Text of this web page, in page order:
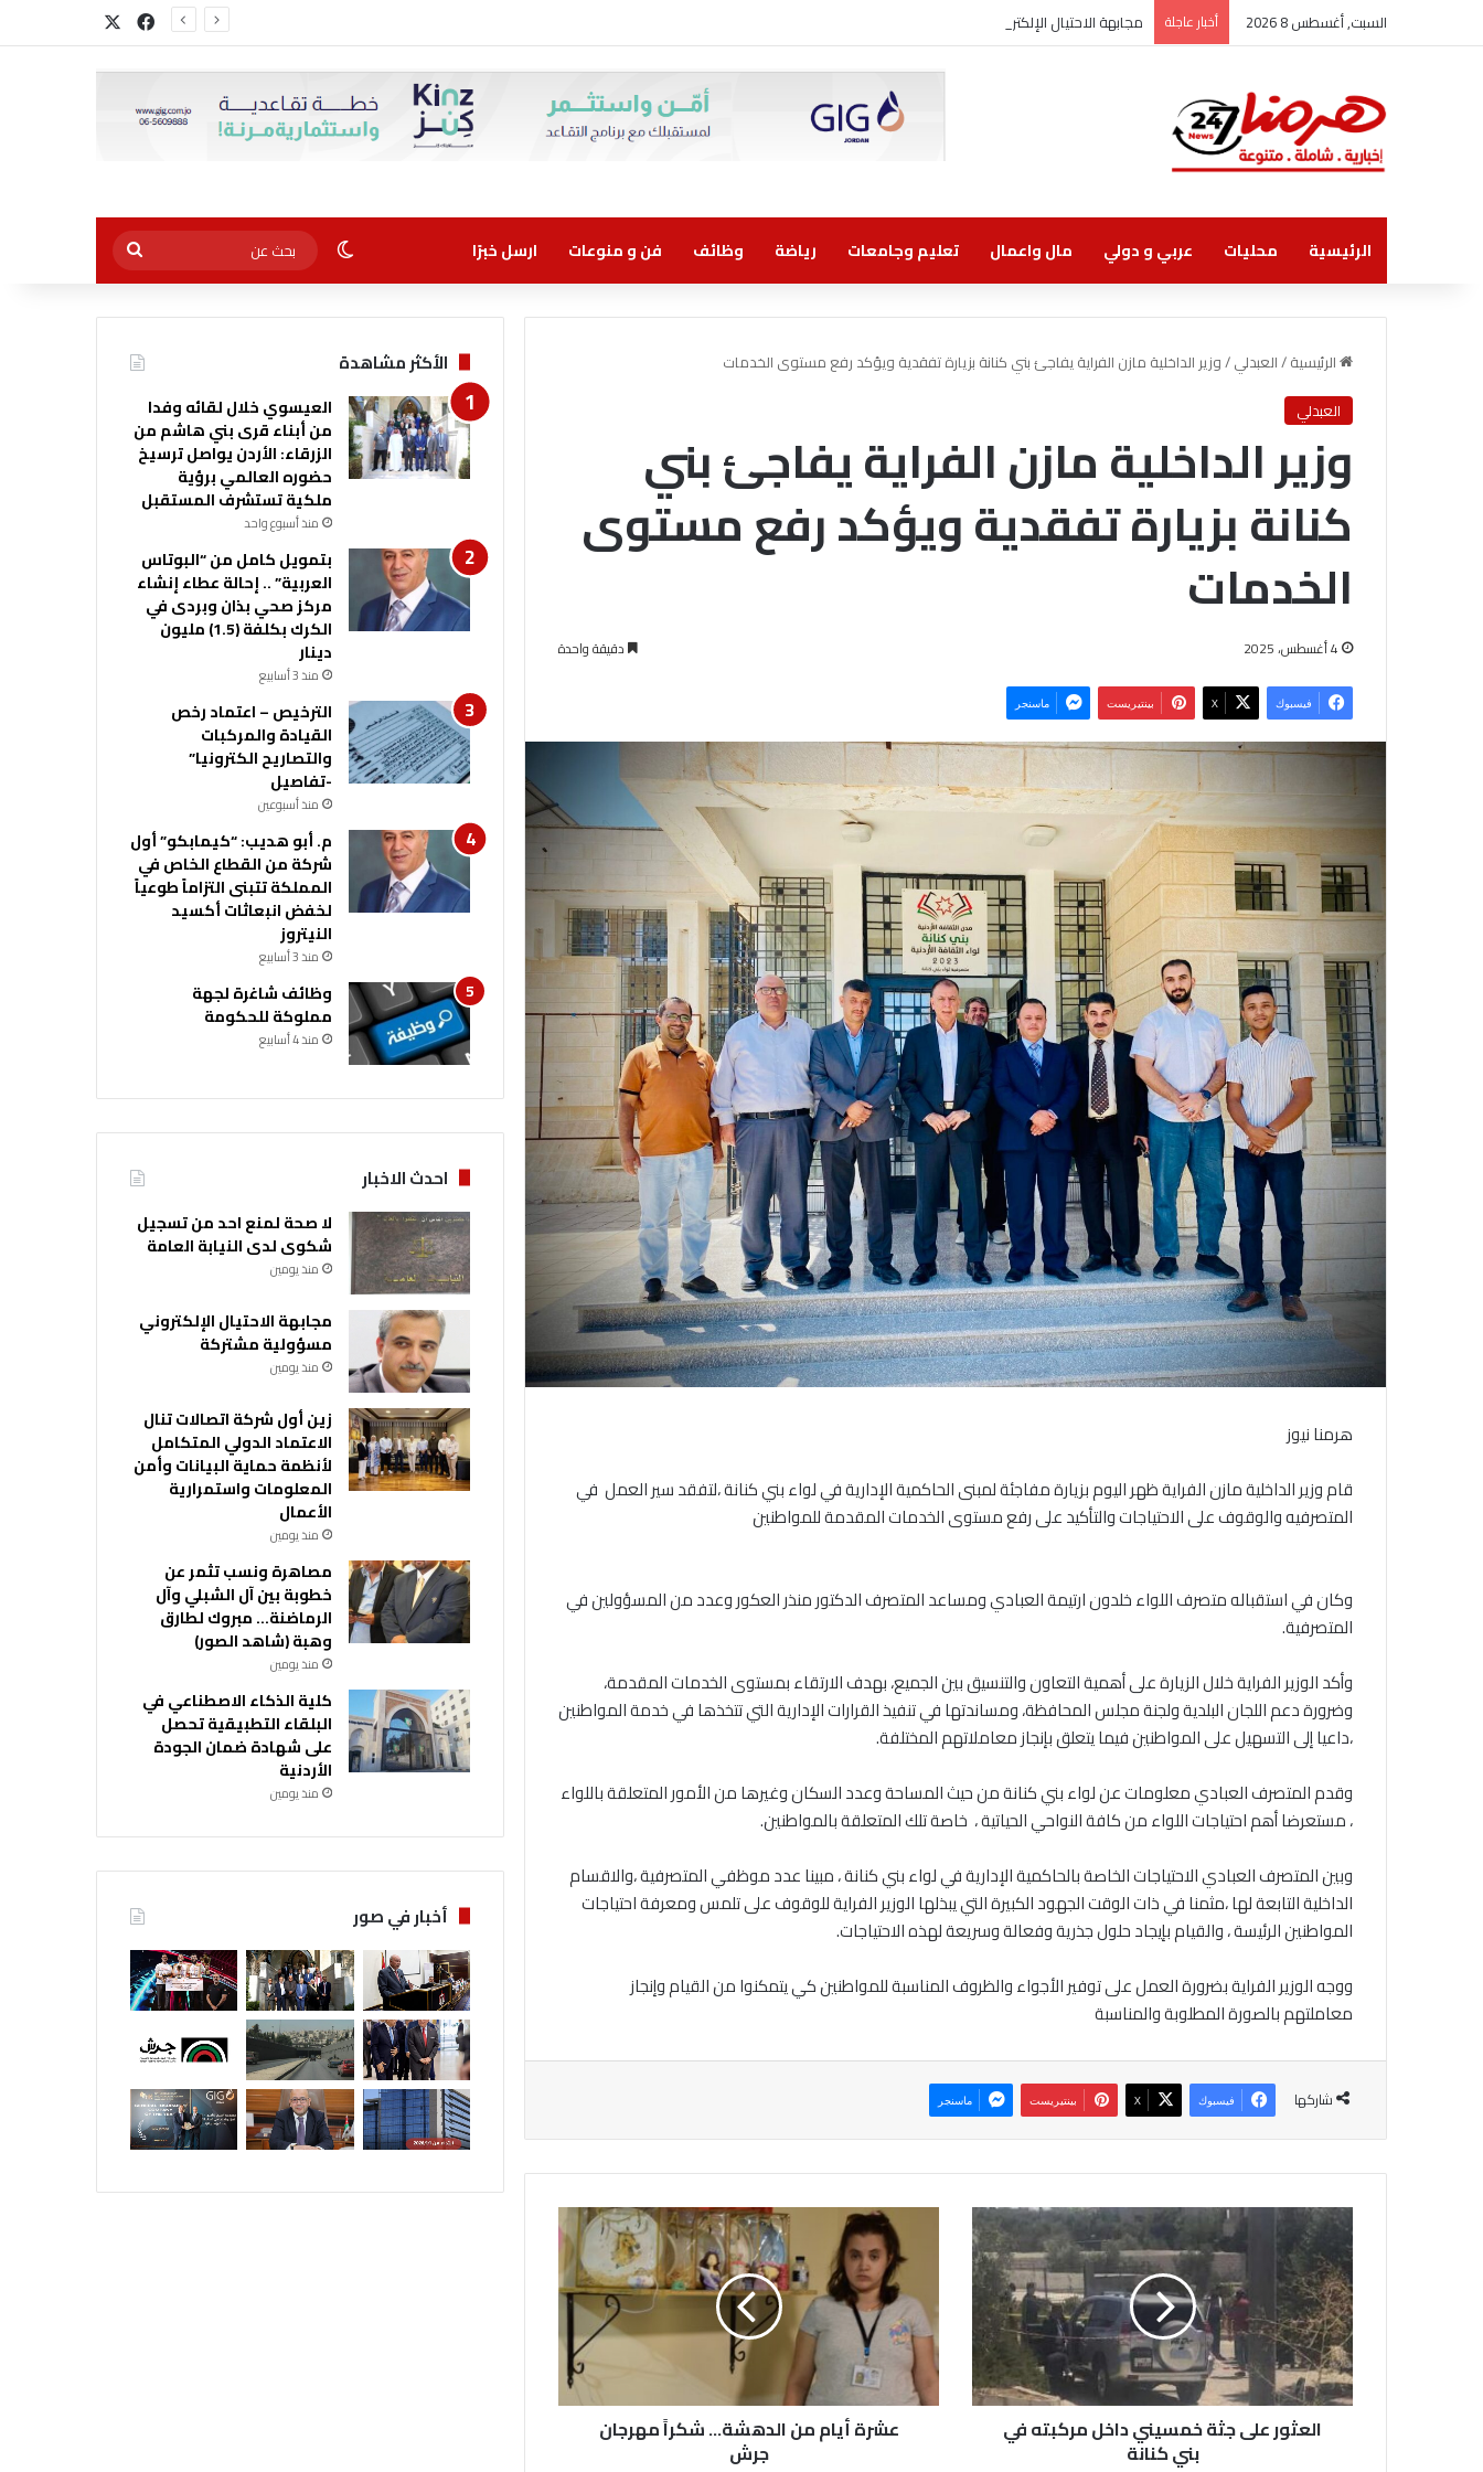
السبت, أغسطس 8 2026 أخبار عاجلة مجابهة الاحتيال الإلكتروني مسؤولية مشتركة فيسبوك
الرئيسية محليات عربي و دولي مال واعمال تعليم وجامعات رياضة وظائف فن و منوعات ارسل خبرًا الوضع المظلم
بحث
عن
الرئيسية/العبدلي/وزير الداخلية مازن الفراية يفاجئ بني كنانة بزيارة تفقدية ويؤكد رفع مستوى الخدمات
العبدلي
وزير الداخلية مازن الفراية يفاجئ بني
كنانة بزيارة تفقدية ويؤكد رفع مستوى
الخدمات
4 أغسطس، 2025 دقيقة واحدة
فيسبوك ‫X بينتيريست ماسنجر
هرمنا نيوز
‎قام وزير الداخلية مازن الفراية ظهر اليوم بزيارة مفاجئة لمبنى الحاكمية الإدارية في لواء بني كنانة ،لتفقد سير العمل في
المتصرفيه والوقوف على الاحتياجات والتأكيد على رفع مستوى الخدمات المقدمة للمواطنين
‎وكان في استقباله متصرف اللواء خلدون ارتيمة العبادي ومساعد المتصرف الدكتور منذر العكور وعدد من المسؤولين في
المتصرفية.
‎وأكد الوزير الفراية خلال الزيارة على أهمية التعاون والتنسيق بين الجميع، بهدف الارتقاء بمستوى الخدمات المقدمة،
وضرورة دعم اللجان البلدية ولجنة مجلس المحافظة، ومساندتها في تنفيذ القرارات الإدارية التي تتخذها في خدمة المواطنين
،داعيا إلى التسهيل على المواطنين فيما يتعلق بإنجاز معاملاتهم المختلفة.
‎وقدم المتصرف العبادي معلومات عن لواء بني كنانة من حيث المساحة وعدد السكان وغيرها من الأمور المتعلقة باللواء
، مستعرضا أهم احتياجات اللواء من كافة النواحي الحياتية ، خاصة تلك المتعلقة بالمواطنين.
‎وبين المتصرف العبادي الاحتياجات الخاصة بالحاكمية الإدارية في لواء بني كنانة ، مبينا عدد موظفي المتصرفية ،والاقسام
الداخلية التابعة لها ،مثمنا في ذات الوقت الجهود الكبيرة التي يبذلها الوزير الفراية للوقوف على تلمس ومعرفة احتياجات
المواطنين الرئيسة ، والقيام بإيجاد حلول جذرية وفعالة وسريعة لهذه الاحتياجات.
‎ووجه الوزير الفراية بضرورة العمل على توفير الأجواء والظروف المناسبة للمواطنين كي يتمكنوا من القيام وإنجاز
معاملتهم بالصورة المطلوبة والمناسبة
شاركها فيسبوك ‫X بينتيريست ماسنجر
ل
ع
ث
و
ر
ع
ل
ى
العثور على جثة خمسيني داخل مركبته في
بني كنانة
أ
ي
ا
م
م
عشرة أيام من الدهشة... شكراً مهرجان
جرش
الأكثر مشاهدة
العيسوي خلال لقائه وفدا
من أبناء قرى بني هاشم من
الزرقاء: الأردن يواصل ترسيخ
حضوره العالمي برؤية
ملكية تستشرف المستقبل
منذ أسبوع واحد
بتمويل كامل من “البوتاس
العربية” .. إحالة عطاء إنشاء
مركز صحي بذان وبردى في
الكرك بكلفة (1.5) مليون
دينار
منذ 3 أسابيع
الترخيص – اعتماد رخص
القيادة والمركبات
والتصاريح الكترونيا”
-تفاصيل
منذ أسبوعين
م. أبو هديب: “كيمابكو” أول
شركة من القطاع الخاص في
المملكة تتبنى التزاماً طوعياً
لخفض انبعاثات أكسيد
النيتروز
منذ 3 أسابيع
وظائف شاغرة لجهة
مملوكة للحكومة
منذ 4 أسابيع
احدث الاخبار
لا صحة لمنع احد من تسجيل
شكوى لدى النيابة العامة
منذ يومين
مجابهة الاحتيال الإلكتروني
مسؤولية مشتركة
منذ يومين
زين أول شركة اتصالات تنال
الاعتماد الدولي المتكامل
لأنظمة حماية البيانات وأمن
المعلومات واستمرارية
الأعمال
منذ يومين
مصاهرة ونسب تثمر عن
خطوبة بين آل الشبلي وآل
الرماضنة… مبروك لطارق
وهبة (شاهد الصور)
منذ يومين
كلية الذكاء الاصطناعي في
البلقاء التطبيقية تحصل
على شهادة ضمان الجودة
الأردنية
منذ يومين
أخبار في صور